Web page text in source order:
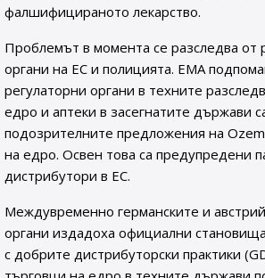
фалшифицираното лекарство.
Проблемът в момента се разследва от
органи на ЕС и полицията. EMA
регулаторни органи в техните
едро и аптеки в засегнатите държави
подозрителните предложения на
на едро. Освен това са предупредени
дистрибутори в ЕС.
Междувременно германските и
органи издадоха официални
с добрите дистрибуторски практики